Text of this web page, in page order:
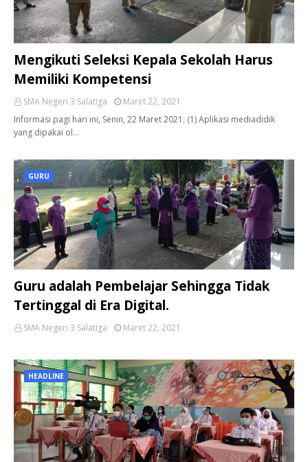
Mengikuti Seleksi Kepala Sekolah Harus
Memiliki Kompetensi
SMA Negeri 3 Salatiga
Maret 22, 2021
Informasi pagi hari ini, Senin, 22 Maret 2021: (1) Aplikasi mediadidik
yang dipakai ol…
GURU
Guru adalah Pembelajar Sehingga Tidak
Tertinggal di Era Digital.
SMA Negeri 3 Salatiga Maret 22, 2021
HEADLINE